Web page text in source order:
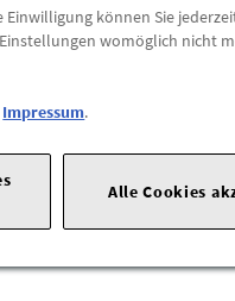
+
können Sie
womöglich nicht
Impressum.
Alle Cookies